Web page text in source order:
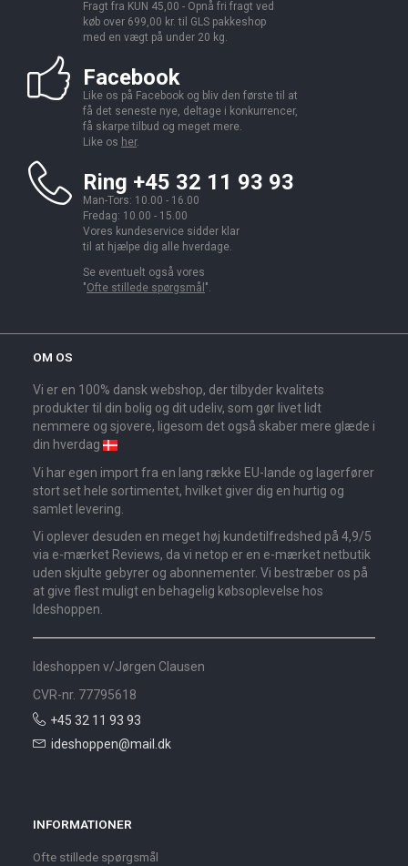
Fragt fra KUN 45,00 - Opnå fri fragt ved
køb over 699,00 kr. til GLS pakkeshop
med en vægt på under 20 kg.
Facebook
Like os på Facebook og bliv den første til at
få det seneste nye, deltage i konkurrencer,
få skarpe tilbud og meget mere.
Like os her.
Ring +45 32 11 93 93
Man-Tors: 10.00 - 16.00
Fredag: 10.00 - 15.00
Vores kundeservice sidder klar
til at hjælpe dig alle hverdage.
Se eventuelt også vores
"Ofte stillede spørgsmål ".
OM OS
Vi er en 100% dansk webshop, der tilbyder kvalitets
produkter til din bolig og dit udeliv, som gør livet lidt
nemmere og sjovere, ligesom det også skaber mere glæde i
din hverdag
Vi har egen import fra en lang række EU-lande og lagerfører
stort set hele sortimentet, hvilket giver dig en hurtig og
samlet levering.
Vi oplever desuden en meget høj kundetilfredshed på 4,9/5
via e-mærket Reviews, da vi netop er en e-mærket netbutik
uden skjulte gebyrer og abonnementer. Vi bestræber os på
at give flest muligt en behagelig købsoplevelse hos
Ideshoppen.
Ideshoppen v/Jørgen Clausen
CVR-nr. 77795618
+45 32 11 93 93
ideshoppen@mail.dk
INFORMATIONER
Ofte stillede spørgsmål